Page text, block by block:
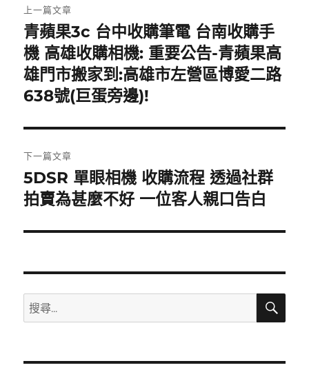
k
章
導
覽
上一篇文章
上
一
篇
文
青蘋果3c 台中收購筆電 台南收購手
機 高雄收購相機: 重要公告-青蘋果高
雄門市搬家到:高雄市左營區博愛二路
638號(巨蛋旁邊)!
下一篇文章
下
一
文
5DSR 單眼相機 收購流程 透過社群
拍賣為甚麼不好 一位客人親口告白
搜
尋
鍵
搜